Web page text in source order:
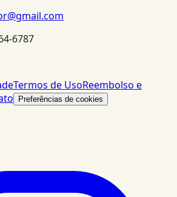
6787
Termos de UsoReembolso e
Preferências de cookies